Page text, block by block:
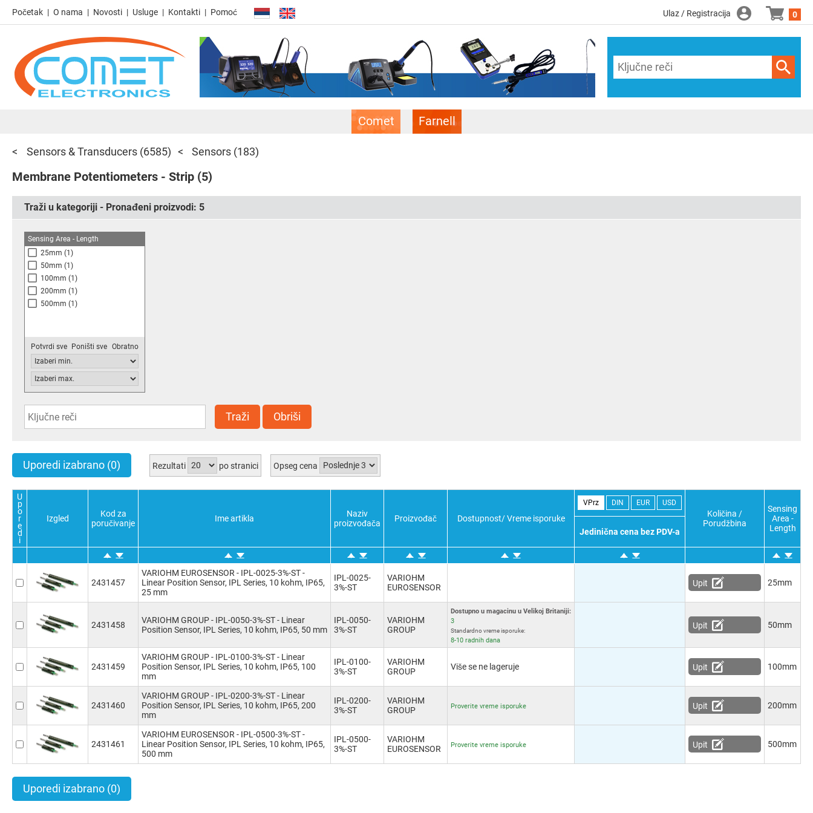
Početak O nama Novosti Usluge Kontakti Pomoć Ulaz / Registracija 0
Comet Farnell
Sensors & Transducers (6585) Sensors (183)
Membrane Potentiometers - Strip (5)
Traži u kategoriji - Pronađeni proizvodi: 5
Sensing Area - Length
25mm (1)
50mm (1)
100mm (1)
200mm (1)
500mm (1)
Potvrdi sve Poništi sve Obratno
Traži Obriši
Uporedi izabrano (0) Rezultati po stranici Opseg cena
U
p
o
r
e
d
i
Izgled
Kod za
poručivanje
Ime artikla
Naziv
proizvođača
Proizvođač Dostupnost/ Vreme isporuke
VPrz DIN EUR USD
Količina /
Porudžbina
Sensing
Area -
Length
Jedinična cena bez PDV-a
2431457
VARIOHM EUROSENSOR - IPL-0025-3%-ST -
Linear Position Sensor, IPL Series, 10 kohm, IP65,
25 mm
IPL-0025-
3%-ST
VARIOHM
EUROSENSOR
Upit 25mm
2431458
VARIOHM GROUP - IPL-0050-3%-ST - Linear
Position Sensor, IPL Series, 10 kohm, IP65, 50 mm
IPL-0050-
3%-ST
VARIOHM
GROUP
Dostupno u magacinu u Velikoj Britaniji:
3
Standardno vreme isporuke:
8-10 radnih dana
Upit 50mm
2431459
VARIOHM GROUP - IPL-0100-3%-ST - Linear
Position Sensor, IPL Series, 10 kohm, IP65, 100
mm
IPL-0100-
3%-ST
VARIOHM
GROUP
Više se ne lageruje Upit 100mm
2431460
VARIOHM GROUP - IPL-0200-3%-ST - Linear
Position Sensor, IPL Series, 10 kohm, IP65, 200
mm
IPL-0200-
3%-ST
VARIOHM
GROUP
Proverite vreme isporuke Upit 200mm
2431461
VARIOHM EUROSENSOR - IPL-0500-3%-ST -
Linear Position Sensor, IPL Series, 10 kohm, IP65,
500 mm
IPL-0500-
3%-ST
VARIOHM
EUROSENSOR
Proverite vreme isporuke Upit 500mm
Uporedi izabrano (0)